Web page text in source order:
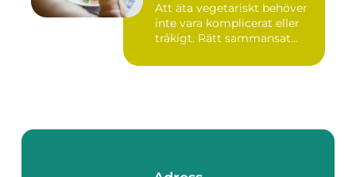
Att äta vegetariskt behöver
inte vara komplicerat eller
tråkigt. Rätt sammansat...